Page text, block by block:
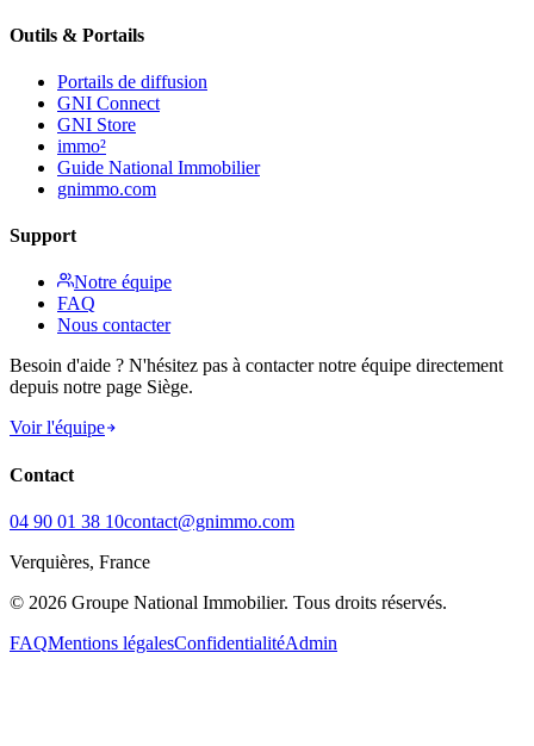
Outils & Portails
Portails de diffusion
GNI Connect
GNI Store
immo²
Guide National Immobilier
gnimmo.com
Support
Notre équipe
FAQ
Nous contacter
Besoin d'aide ? N'hésitez pas à contacter notre équipe directement
depuis notre page Siège.
Voir l'équipe
Contact
04 90 01 38 10contact@gnimmo.com
Verquières, France
© 2026 Groupe National Immobilier. Tous droits réservés.
FAQMentions légalesConfidentialitéAdmin